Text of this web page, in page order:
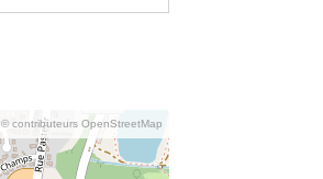
© contributeurs OpenStreetMap